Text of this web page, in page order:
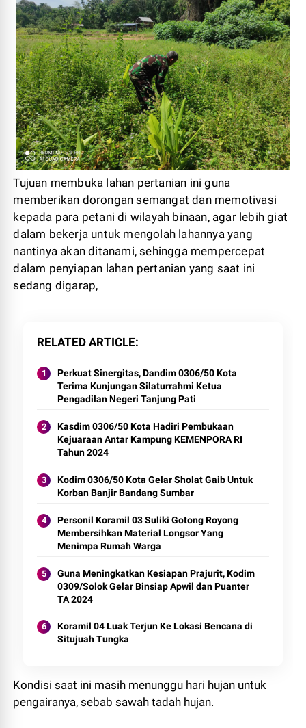
Tujuan membuka lahan pertanian ini guna
memberikan dorongan semangat dan memotivasi
kepada para petani di wilayah binaan, agar lebih giat
dalam bekerja untuk mengolah lahannya yang
nantinya akan ditanami, sehingga mempercepat
dalam penyiapan lahan pertanian yang saat ini
sedang digarap,
RELATED ARTICLE
Perkuat Sinergitas, Dandim 0306/50 Kota
Terima Kunjungan Silaturrahmi Ketua
Pengadilan Negeri Tanjung Pati
Kasdim 0306/50 Kota Hadiri Pembukaan
Kejuaraan Antar Kampung KEMENPORA RI
Tahun 2024
Kodim 0306/50 Kota Gelar Sholat Gaib Untuk
Korban Banjir Bandang Sumbar
Personil Koramil 03 Suliki Gotong Royong
Membersihkan Material Longsor Yang
Menimpa Rumah Warga
Guna Meningkatkan Kesiapan Prajurit, Kodim
0309/Solok Gelar Binsiap Apwil dan Puanter
TA 2024
Koramil 04 Luak Terjun Ke Lokasi Bencana di
Situjuah Tungka
Kondisi saat ini masih menunggu hari hujan untuk
pengairanya, sebab sawah tadah hujan.